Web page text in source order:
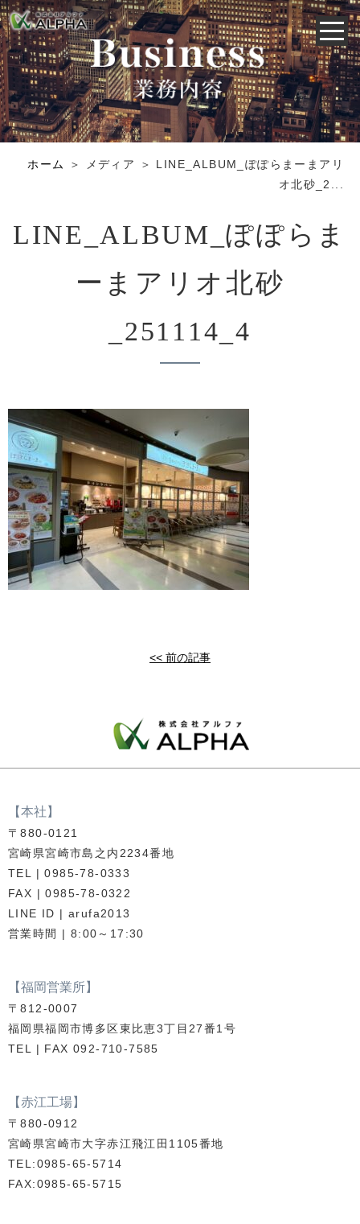
ホーム
＞ メディア ＞ LINE_ALBUM_ぽぽらまーまアリ
オ北砂_2...
LINE_ALBUM_ぽぽらま
ーまアリオ北砂
_251114_4
<< 前の記事
【本社】
〒880-0121
宮崎県宮崎市島之内2234番地
TEL | 0985-78-0333
FAX | 0985-78-0322
LINE ID | arufa2013
営業時間 | 8:00～17:30
【福岡営業所】
〒812-0007
福岡県福岡市博多区東比恵3丁目27番1号
TEL | FAX 092-710-7585
【赤江工場】
〒880-0912
宮崎県宮崎市大字赤江飛江田1105番地
TEL:0985-65-5714
FAX:0985-65-5715